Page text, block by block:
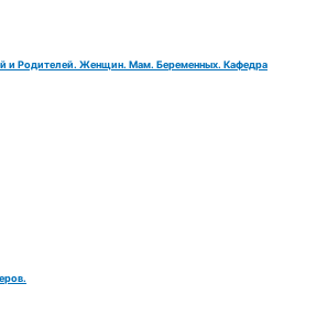
и Родителей. Женщин. Мам. Беременных. Кафедра